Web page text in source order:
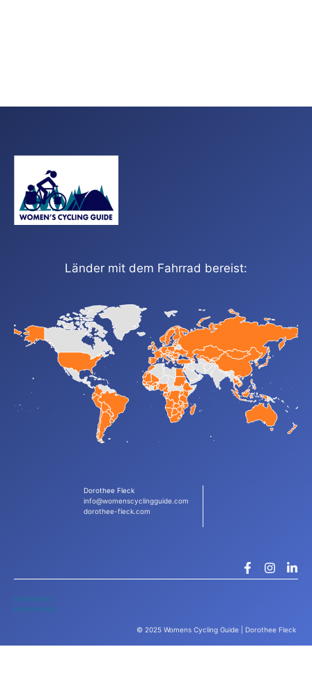
Länder mit dem Fahrrad bereist:
Dorothee Fleck
info@womenscyclingguide.com
dorothee-fleck.com
Impressum
Datenschutz
© 2025 Womens Cycling Guide | Dorothee Fleck